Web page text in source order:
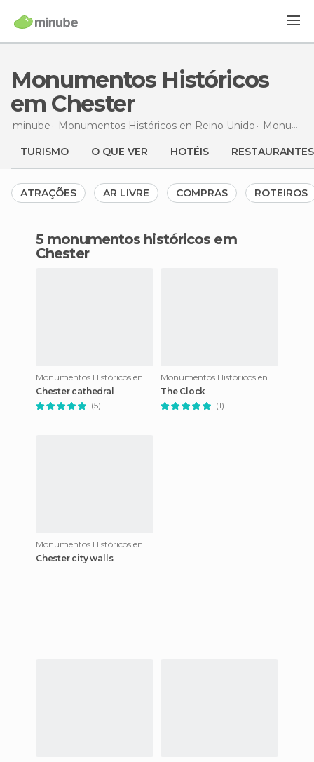
Monumentos Históricos
em Chester
minube Monumentos Históricos en Reino Unido Monumentos Históricos en
TURISMO O QUE VER HOTÉIS RESTAURANTES
ATRAÇÕES AR LIVRE COMPRAS ROTEIROS
5 monumentos históricos em
Chester
Monumentos Históricos en Chester
Chester cathedral
(5)
Monumentos Históricos en Chester
The Clock
(1)
Monumentos Históricos en Chester
Chester city walls